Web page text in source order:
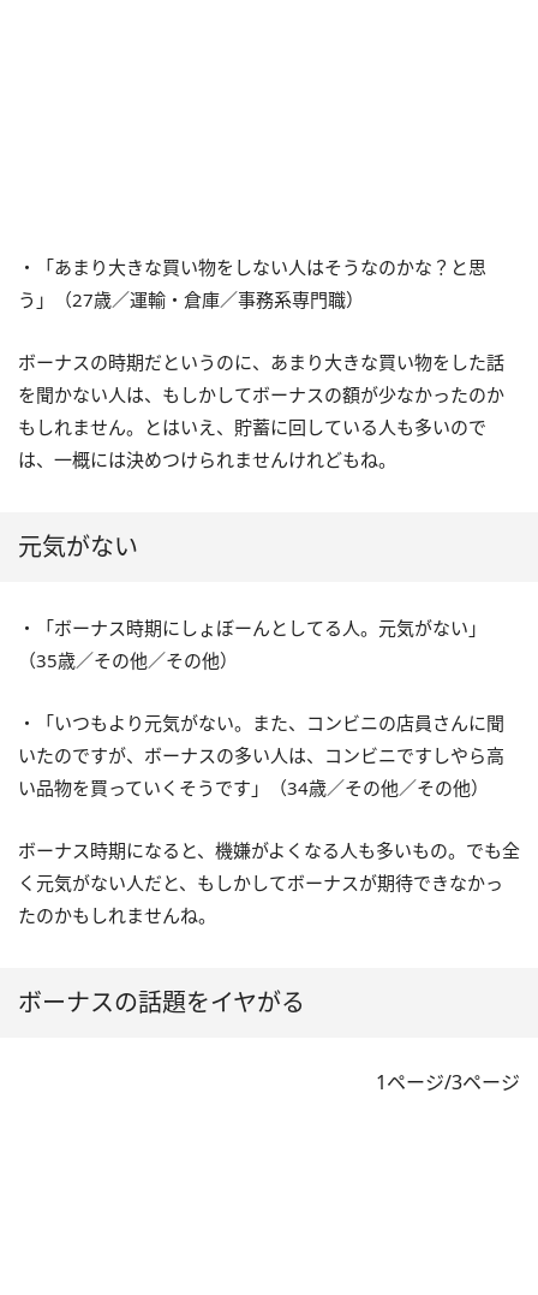
・「あまり大きな買い物をしない人はそうなのかな？と思
う」（27歳／運輸・倉庫／事務系専門職）
ボーナスの時期だというのに、あまり大きな買い物をした話
を聞かない人は、もしかしてボーナスの額が少なかったのか
もしれません。とはいえ、貯蓄に回している人も多いので
は、一概には決めつけられませんけれどもね。
元気がない
・「ボーナス時期にしょぼーんとしてる人。元気がない」
（35歳／その他／その他）
・「いつもより元気がない。また、コンビニの店員さんに聞
いたのですが、ボーナスの多い人は、コンビニですしやら高
い品物を買っていくそうです」（34歳／その他／その他）
ボーナス時期になると、機嫌がよくなる人も多いもの。でも全
く元気がない人だと、もしかしてボーナスが期待できなかっ
たのかもしれませんね。
ボーナスの話題をイヤがる
1ページ/3ページ